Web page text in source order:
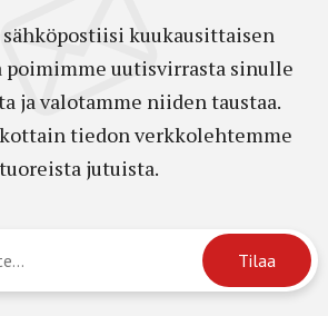
sähköpostiisi kuukausittaisen
poimimme uutisvirrasta sinulle
ja valotamme niiden taustaa.
tiedon verkkolehtemme
tuoreista jutuista.